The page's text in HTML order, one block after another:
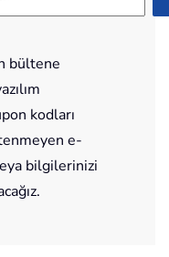
bültene
kodları
e-
bilgilerinizi